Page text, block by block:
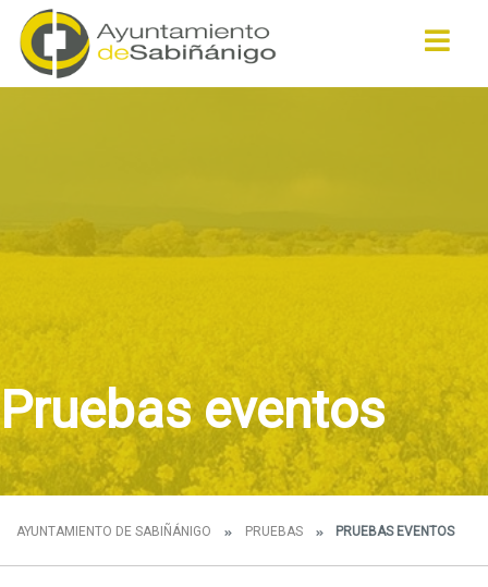
Pruebas eventos
AYUNTAMIENTO DE SABIÑÁNIGO PRUEBAS PRUEBAS EVENTOS